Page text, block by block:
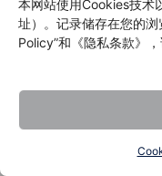
本网站使用Cookies技术
址）。记录储存在您的
Policy”和《隐私条款》，